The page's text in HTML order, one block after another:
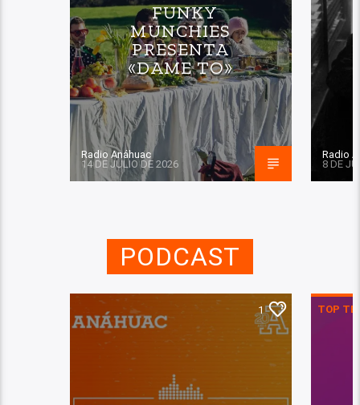
FUNKY
MUNCHIES
PRESENTA
«DAME TO»
Radio Anáhuac
14 DE JULIO DE 2026
Radio
8 DE
PODCAST
1 TOP